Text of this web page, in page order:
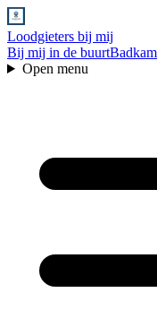
Loodgieters bij mij
Bij mij in de buurt
Open menu